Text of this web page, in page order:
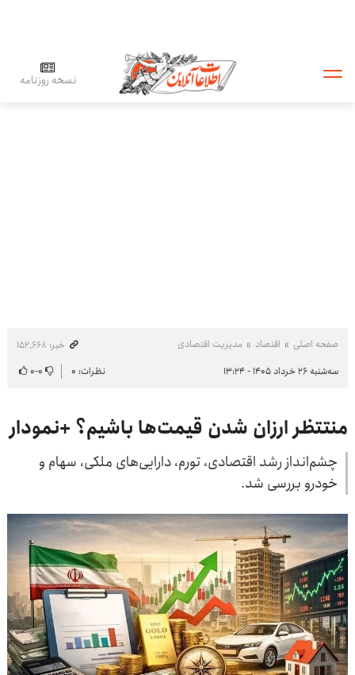
نسخه روزنامه
صفحه اصلی اقتصاد مدیریت اقتصادی
خبر: ۱۵۲٬۶۶۸
سه‌شنبه ۲۶ خرداد ۱۴۰۵ - ۱۳:۲۴
نظرات: ۰ ۰-۰
منتتظر ارزان شدن قیمت‌ها باشیم؟ +نمودار
چشم‌انداز رشد اقتصادی، تورم، دارایی‌های ملکی، سهام و
خودرو بررسی شد.